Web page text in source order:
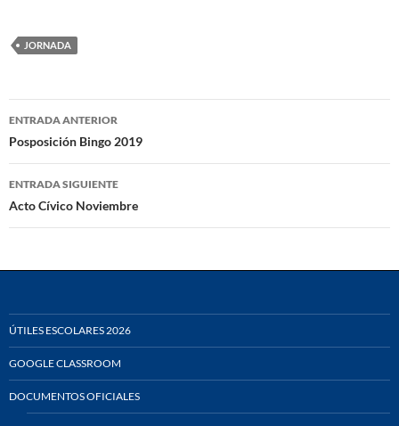
JORNADA
Navegación
de
entradas
ENTRADA ANTERIOR
Posposición Bingo 2019
ENTRADA SIGUIENTE
Acto Cívico Noviembre
ÚTILES ESCOLARES 2026
GOOGLE CLASSROOM
DOCUMENTOS OFICIALES